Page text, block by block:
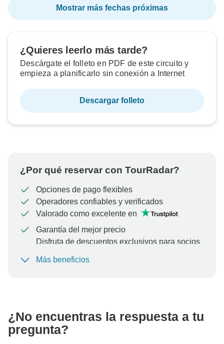
Mostrar más fechas próximas
¿Quieres leerlo más tarde?
Descárgate el folleto en PDF de este circuito y
empieza a planificarlo sin conexión a Internet
Descargar folleto
¿Por qué reservar con TourRadar?
Opciones de pago flexibles
Operadores confiables y verificados
Valorado como excelente en
Garantía del mejor precio
Disfruta de descuentos exclusivos para socios
Más beneficios
¿No encuentras la respuesta a tu
pregunta?